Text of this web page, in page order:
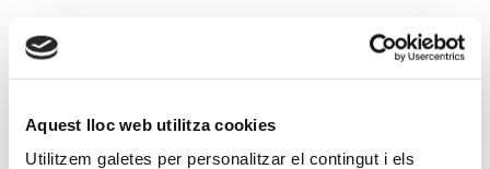
Aquest lloc web utilitza cookies
Utilitzem galetes per personalitzar el contingut i els
Webinar FACTURACIÓ ELECTRÒNICA
2 hores lectives